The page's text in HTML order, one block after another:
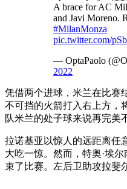
A brace for AC
and Javi Moreno.
#MilanMonza
pic.twitter.com/
— OptaPaolo
2022
凭借两个进球，米兰在比赛
不可挡的火箭打入右上方，
队米兰的处子球来说再完美
拉诺基亚以惊人的远距离任
大吃一惊。然而，特奥·埃
束了比赛。左后卫助攻拉斐